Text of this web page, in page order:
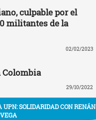
culpable por el
militantes de la
02/02/2023
Colombia
29/10/2022
SOLIDARIDAD CON RENÁN
VEGA